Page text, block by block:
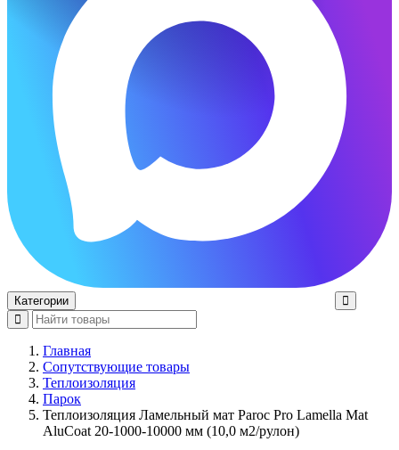
Категории
Главная
Сопутствующие товары
Теплоизоляция
Парок
Теплоизоляция Ламельный мат Paroc Pro Lamella Mat
AluCoat 20-1000-10000 мм (10,0 м2/рулон)